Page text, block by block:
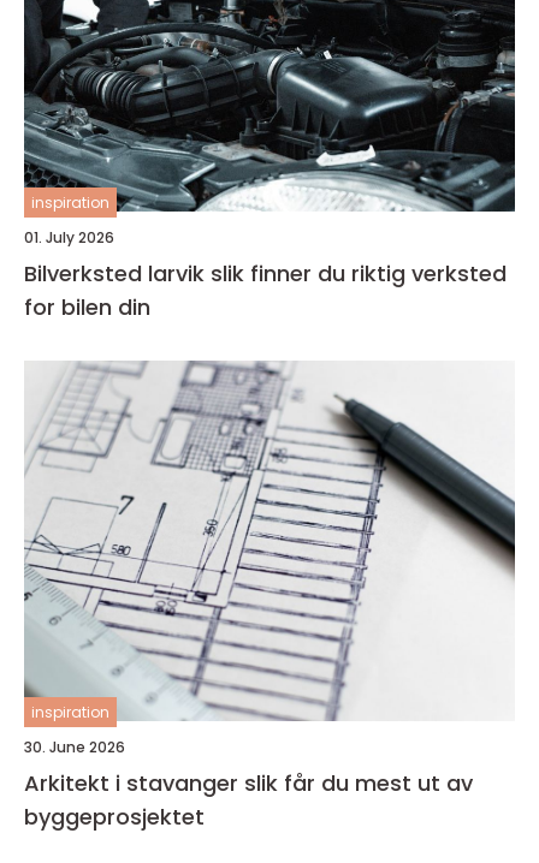
inspiration
01. July 2026
Bilverksted larvik slik finner du riktig verksted
for bilen din
inspiration
30. June 2026
Arkitekt i stavanger slik får du mest ut av
byggeprosjektet